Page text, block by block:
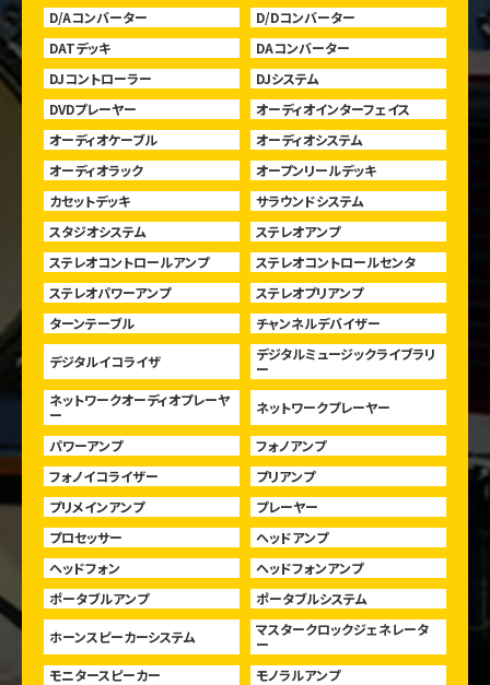
D/Aコンバーター
D/Dコンバーター
DATデッキ
DAコンバーター
DJコントローラー
DJシステム
DVDプレーヤー
オーディオインターフェイス
オーディオケーブル
オーディオシステム
オーディオラック
オープンリールデッキ
カセットデッキ
サラウンドシステム
スタジオシステム
ステレオアンプ
ステレオコントロールアンプ
ステレオコントロールセンタ
ステレオパワーアンプ
ステレオプリアンプ
ターンテーブル
チャンネルデバイザー
デジタルイコライザ
デジタルミュージックライブラリ
ー
ネットワークオーディオプレーヤ
ー
ネットワークプレーヤー
パワーアンプ
フォノアンプ
フォノイコライザー
プリアンプ
プリメインアンプ
プレーヤー
プロセッサー
ヘッドアンプ
ヘッドフォン
ヘッドフォンアンプ
ポータブルアンプ
ポータブルシステム
ホーンスピーカーシステム
マスタークロックジェネレータ
ー
モニタースピーカー
モノラルアンプ